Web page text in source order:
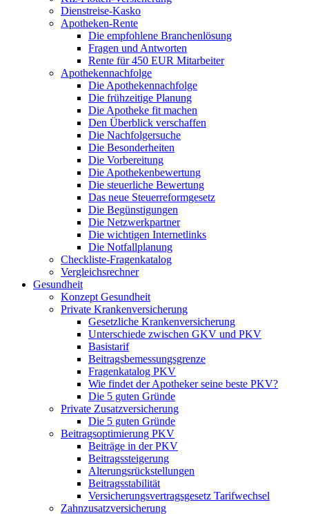
Dienstreise-Kasko
Apotheken-Rente
Die empfohlene Branchenlösung
Fragen und Antworten
Rente für 450 EUR Mitarbeiter
Apothekennachfolge
Die Apothekennachfolge
Die frühzeitige Planung
Die Apotheke fit machen
Den Überblick verschaffen
Die Nachfolgersuche
Die Besonderheiten
Die Vorbereitung
Die Apothekenbewertung
Die steuerliche Bewertung
Das neue Steuerreformgesetz
Die Begünstigungen
Die Netzwerkpartner
Die wichtigen Internetlinks
Die Notfallplanung
Checkliste-Fragenkatalog
Vergleichsrechner
Gesundheit
Konzept Gesundheit
Private Krankenversicherung
Gesetzliche Krankenversicherung
Unterschiede zwischen GKV und PKV
Basistarif
Beitragsbemessungsgrenze
Fragenkatalog PKV
Wie findet der Apotheker seine beste PKV?
Die 5 guten Gründe
Private Zusatzversicherung
Die 5 guten Gründe
Beitragsoptimierung PKV
Beiträge in der PKV
Beitragssteigerung
Alterungsrückstellungen
Beitragsstabilität
Versicherungsvertragsgesetz Tarifwechsel
Zahnzusatzversicherung